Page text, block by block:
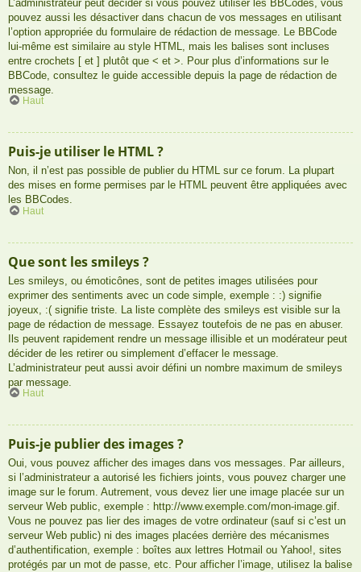
L’administrateur peut décider si vous pouvez utiliser les BBCodes, vous
pouvez aussi les désactiver dans chacun de vos messages en utilisant
l’option appropriée du formulaire de rédaction de message. Le BBCode
lui-même est similaire au style HTML, mais les balises sont incluses
entre crochets [ et ] plutôt que < et >. Pour plus d’informations sur le
BBCode, consultez le guide accessible depuis la page de rédaction de
message.
Haut
Puis-je utiliser le HTML ?
Non, il n’est pas possible de publier du HTML sur ce forum. La plupart
des mises en forme permises par le HTML peuvent être appliquées avec
les BBCodes.
Haut
Que sont les smileys ?
Les smileys, ou émoticônes, sont de petites images utilisées pour
exprimer des sentiments avec un code simple, exemple : :) signifie
joyeux, :( signifie triste. La liste complète des smileys est visible sur la
page de rédaction de message. Essayez toutefois de ne pas en abuser.
Ils peuvent rapidement rendre un message illisible et un modérateur peut
décider de les retirer ou simplement d’effacer le message.
L’administrateur peut aussi avoir défini un nombre maximum de smileys
par message.
Haut
Puis-je publier des images ?
Oui, vous pouvez afficher des images dans vos messages. Par ailleurs,
si l’administrateur a autorisé les fichiers joints, vous pouvez charger une
image sur le forum. Autrement, vous devez lier une image placée sur un
serveur Web public, exemple : http://www.exemple.com/mon-image.gif.
Vous ne pouvez pas lier des images de votre ordinateur (sauf si c’est un
serveur Web public) ni des images placées derrière des mécanismes
d’authentification, exemple : boîtes aux lettres Hotmail ou Yahoo!, sites
protégés par un mot de passe, etc. Pour afficher l’image, utilisez la balise